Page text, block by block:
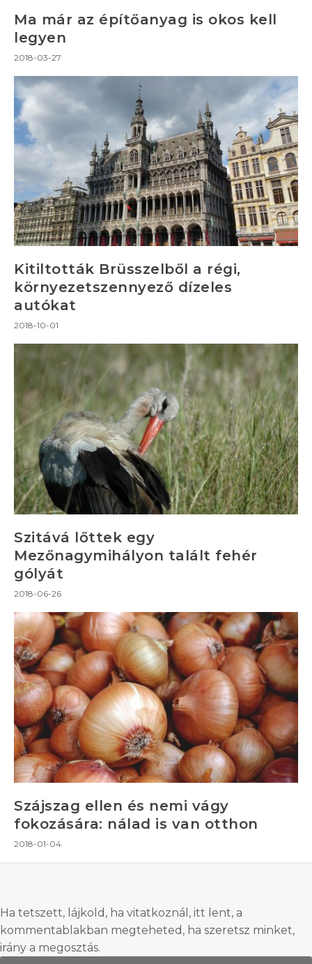
Ma már az építőanyag is okos kell
legyen
2018-03-27
Kitiltották Brüsszelből a régi,
környezetszennyező dízeles
autókat
2018-10-01
Szitává lőttek egy
Mezőnagymihályon talált fehér
gólyát
2018-06-26
Szájszag ellen és nemi vágy
fokozására: nálad is van otthon
2018-01-04
Ha tetszett, lájkold, ha vitatkoznál, itt lent, a
kommentablakban megteheted, ha szeretsz minket,
irány a megosztás.